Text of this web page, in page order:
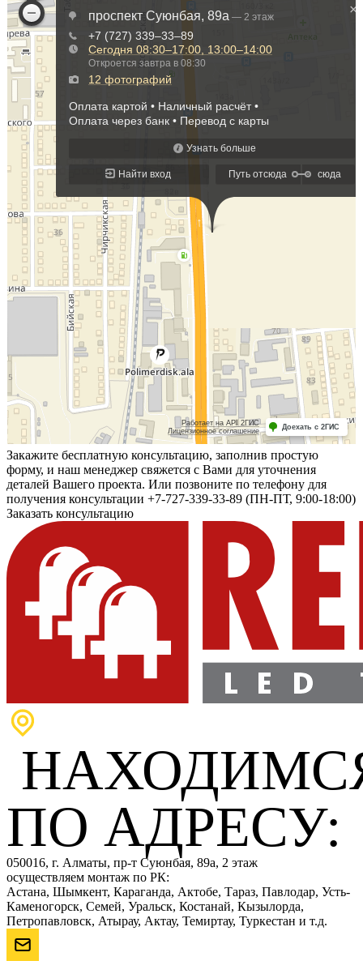
Закажите бесплатную консультацию, заполнив простую
форму, и наш менеджер свяжется с Вами для уточнения
деталей Вашего проекта. Или позвоните по телефону для
получения консультации +7-727-339-33-89 (ПН-ПТ, 9:00-18:00)
Заказать консультацию
ПО АДРЕСУ:
050016, г. Алматы, пр-т Суюнбая, 89а, 2 этаж
осуществляем монтаж по РК:
Астана, Шымкент, Караганда, Актобе, Тараз, Павлодар, Усть-
Каменогорск, Семей, Уральск, Костанай, Кызылорда,
Петропавловск, Атырау, Актау, Темиртау, Туркестан и т.д.